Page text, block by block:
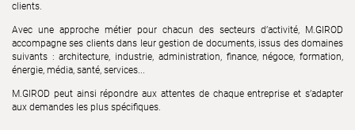
clients.
Avec une approche métier pour chacun des secteurs d’activité, M.GIROD
accompagne ses clients dans leur gestion de documents, issus des domaines
suivants : architecture, industrie, administration, finance, négoce, formation,
énergie, média, santé, services...
M.GIROD peut ainsi répondre aux attentes de chaque entreprise et s’adapter
aux demandes les plus spécifiques.